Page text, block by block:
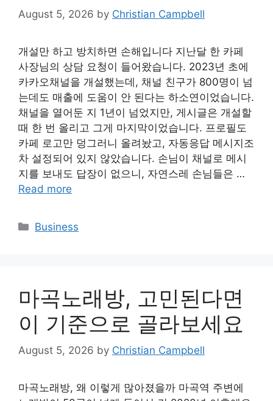
August 5, 2026 by Christian Campbell
개설만 하고 방치하면 손해입니다 지난달 한 카페
사장님의 상담 요청이 들어왔습니다. 2023년 초에
카카오채널을 개설했는데, 채널 친구가 800명이 넘
는데도 매출에 도움이 안 된다는 하소연이었습니다.
채널을 열어둔 지 1년이 넘었지만, 게시글은 개설할
때 한 번 올리고 그게 마지막이었습니다. 프로필도
카페 로고만 덩그러니 올려놨고, 자동응답 메시지조
차 설정되어 있지 않았습니다. 손님이 채널로 메시
지를 보내도 답장이 없으니, 자연스레 손님들은 …
Read more
Categories
Business
마곡노래방, 고민된다면
이 기준으로 골라보세요
August 5, 2026 by Christian Campbell
마곡노래방, 왜 이렇게 많아졌을까 마곡역 주변에